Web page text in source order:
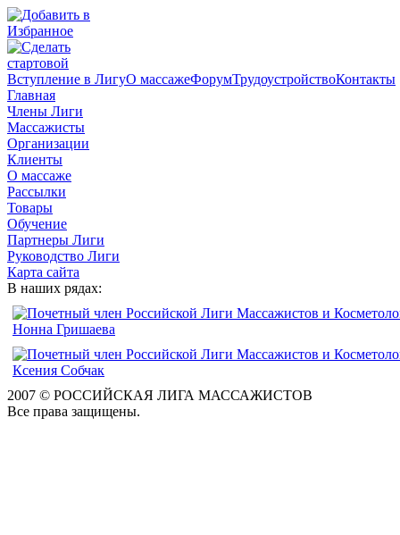
Вступление в ЛигуО массажеФорумТрудоустройствоКонтакты
Главная
Члены Лиги
Массажисты
Организации
Клиенты
О массаже
Рассылки
Товары
Обучение
Партнеры Лиги
Руководство Лиги
Карта сайта
В наших рядах:
2007 © РОССИЙСКАЯ ЛИГА МАССАЖИСТОВ
Все права защищены.